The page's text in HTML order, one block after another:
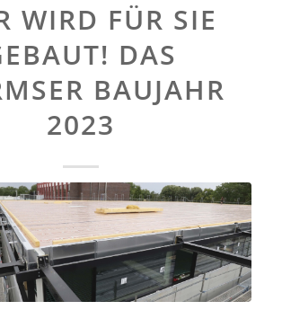
WIRD FÜR SIE
DAS
BAUJAHR
2023